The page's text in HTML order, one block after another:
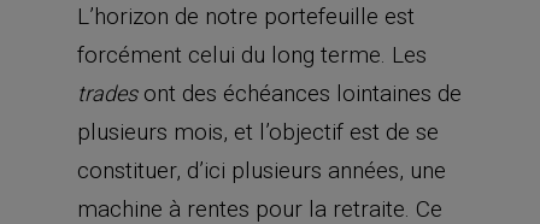
L’horizon de notre portefeuille est
forcément celui du long terme. Les
tradesont des échéances lointaines de
plusieurs mois, et l’objectif est de se
constituer, d’ici plusieurs années, une
machine à rentes pour la retraite. Ce